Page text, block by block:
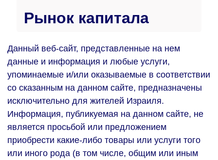
Рынок капитала
Данный веб-сайт, представленные на нем
данные и информация и любые услуги,
упоминаемые и/или оказываемые в соответствии
со сказанным на данном сайте, предназначены
исключительно для жителей Израиля.
Информация, публикуемая на данном сайте, не
является просьбой или предложением
приобрести какие-либо товары или услуги того
или иного рода (в том числе, общим или иным